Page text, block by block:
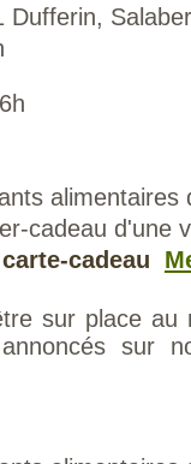
alimentaires
cadeau d'une
cadeau
sur place au
annoncés sur